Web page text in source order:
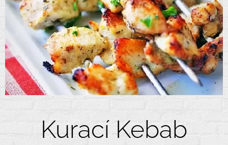
Kurací Kebab